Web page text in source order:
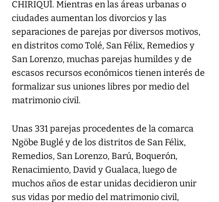
CHIRIQUÍ. Mientras en las áreas urbanas o
ciudades aumentan los divorcios y las
separaciones de parejas por diversos motivos,
en distritos como Tolé, San Félix, Remedios y
San Lorenzo, muchas parejas humildes y de
escasos recursos económicos tienen interés de
formalizar sus uniones libres por medio del
matrimonio civil.
Unas 331 parejas procedentes de la comarca
Ngöbe Buglé y de los distritos de San Félix,
Remedios, San Lorenzo, Barú, Boquerón,
Renacimiento, David y Gualaca, luego de
muchos años de estar unidas decidieron unir
sus vidas por medio del matrimonio civil,